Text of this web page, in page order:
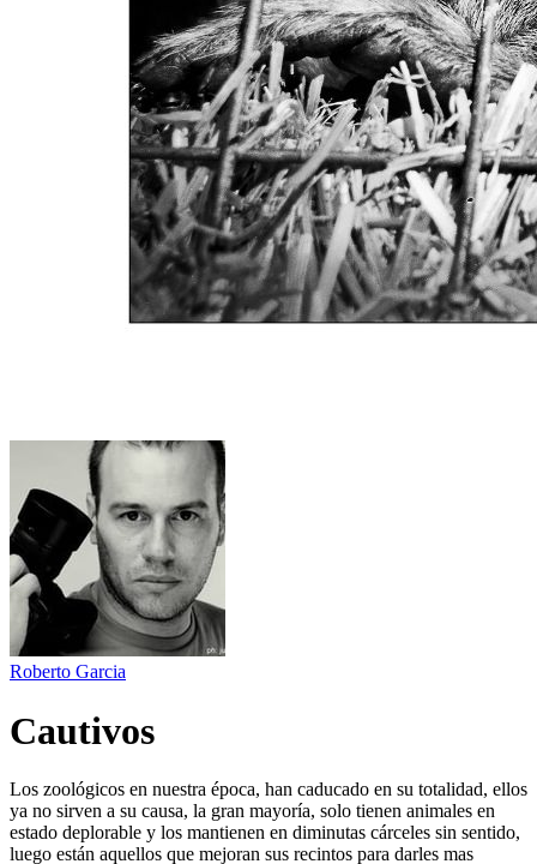
Roberto Garcia
Cautivos
Los zoológicos en nuestra época, han caducado en su totalidad, ellos
ya no sirven a su causa, la gran mayoría, solo tienen animales en
estado deplorable y los mantienen en diminutas cárceles sin sentido,
luego están aquellos que mejoran sus recintos para darles mas